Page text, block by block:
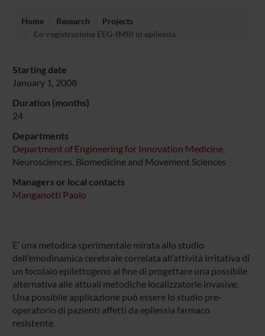
Home Research
Projects
Co-registrazione EEG-fMRI in epilessia
Starting date
January 1, 2008
Duration (months)
24
Departments
Department of Engineering for Innovation Medicine,
Neurosciences, Biomedicine and Movement Sciences
Managers or local contacts
Manganotti Paolo
E’ una metodica sperimentale mirata allo studio
dell’emodinamica cerebrale correlata all’attività irritativa di
un focolaio epilettogeno al fine di progettare una possibile
alternativa alle attuali metodiche localizzatorie invasive.
Una possibile applicazione può essere lo studio pre-
operatorio di pazienti affetti da epilessia farmaco
resistente.